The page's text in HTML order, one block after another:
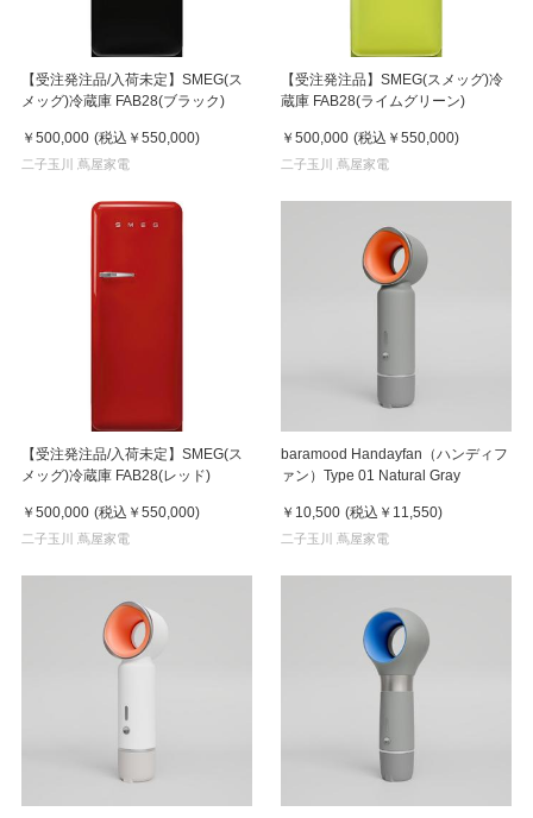
【受注発注品/入荷未定】SMEG(ス
メッグ)冷蔵庫 FAB28(ブラック)
￥500,000 (税込 ￥550,000)
二子玉川 蔦屋家電
【受注発注品】SMEG(スメッグ)冷
蔵庫 FAB28(ライムグリーン)
￥500,000 (税込 ￥550,000)
二子玉川 蔦屋家電
【受注発注品/入荷未定】SMEG(ス
メッグ)冷蔵庫 FAB28(レッド)
￥500,000 (税込 ￥550,000)
二子玉川 蔦屋家電
baramood Handayfan（ハンディフ
ァン）Type 01 Natural Gray
￥10,500 (税込 ￥11,550)
二子玉川 蔦屋家電